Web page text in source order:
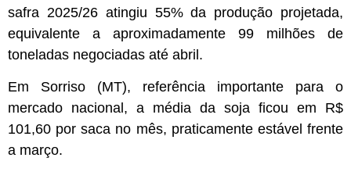
safra 2025/26 atingiu 55% da produção projetada,
equivalente a aproximadamente 99 milhões de
toneladas negociadas até abril.
Em Sorriso (MT), referência importante para o
mercado nacional, a média da soja ficou em R$
101,60 por saca no mês, praticamente estável frente
a março.